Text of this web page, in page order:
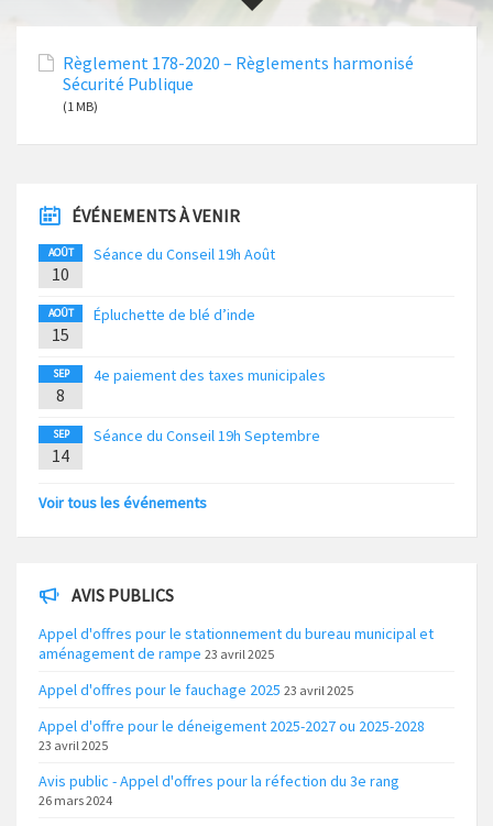
Règlement 178-2020 – Règlements harmonisé
Sécurité Publique
(1 MB)
ÉVÉNEMENTS À VENIR
AOÛT
10
Séance du Conseil 19h Août
AOÛT
15
Épluchette de blé d’inde
SEP
8
4e paiement des taxes municipales
SEP
14
Séance du Conseil 19h Septembre
Voir tous les événements
AVIS PUBLICS
Appel d'offres pour le stationnement du bureau municipal et
aménagement de rampe 23 avril 2025
Appel d'offres pour le fauchage 2025 23 avril 2025
Appel d'offre pour le déneigement 2025-2027 ou 2025-2028
23 avril 2025
Avis public - Appel d'offres pour la réfection du 3e rang
26 mars 2024